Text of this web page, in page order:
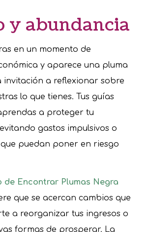
y abundancia
en un momento de
y aparece una pluma
invitación a reflexionar sobre
lo que tienes. Tus guías
a proteger tu
gastos impulsivos o
puedan poner en riesgo
de Encontrar Plumas Negra
que se acercan cambios que
a reorganizar tus ingresos o
formas de prosperar. La